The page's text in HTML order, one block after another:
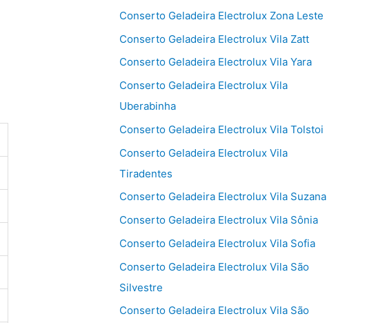
Conserto Geladeira Electrolux Zona Leste
Conserto Geladeira Electrolux Vila Zatt
Conserto Geladeira Electrolux Vila Yara
Conserto Geladeira Electrolux Vila
Uberabinha
Conserto Geladeira Electrolux Vila Tolstoi
Conserto Geladeira Electrolux Vila
Tiradentes
Conserto Geladeira Electrolux Vila Suzana
Conserto Geladeira Electrolux Vila Sônia
Conserto Geladeira Electrolux Vila Sofia
Conserto Geladeira Electrolux Vila São
Silvestre
Conserto Geladeira Electrolux Vila São